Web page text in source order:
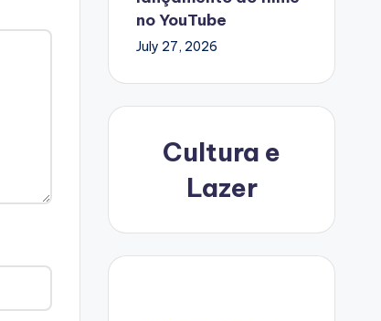
no YouTube
July 27, 2026
Cultura e
Lazer